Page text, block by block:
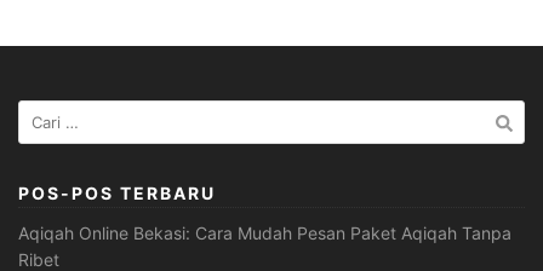
Cari
untuk:
POS-POS TERBARU
Aqiqah Online Bekasi: Cara Mudah Pesan Paket Aqiqah Tanpa
Ribet